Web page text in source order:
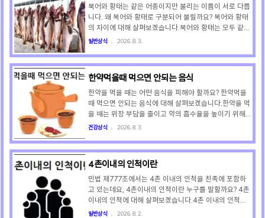
면 장기 복용 시에도 치매 발생 위험이 없다는 사실이 밝
혀졌습니다. 고지혈증 약을 복용하면 오히려 뇌졸중이나
혈관성 치매를 예방하는 데 도움이 된다고 합니다. 따라
서 콜레스테롤 수치가 높아 고지혈증 약을 복용하는 분들
레..
북어와 황태는 같은 어종이지만 불리는 이름이 서로 다릅
니다. 왜 북어와 황태로 구분되어 불릴까요? 북어와 황태
의 차이에 대해 살펴보겠습니다.북어와 황태는 모두 같은
어종인 명태를 말려서 만든 식품이지만, 건조 환경과 방
한 후에 해안가에서 바닷바람(해풍)을 맞혀 바싹 말린 것
울철 산간지방의 덕장에서 밤에는 얼고 낮에는 녹는 과정
을 수개월 동안 반복하며 말린 것을 뜻합니다. 북어는 살
이 단단하여 조리 전에 두드리거나 오래 끓여야 부드러워
지는데요, 주로 국이나 깔끔한 밑반찬용으로 쓰입니다.
황태는 살이 부드럽고 감칠맛이 풍부해 국이나 구이, 찜
풍..
일반상식 2026. 8. 3.
한약먹을때 먹으면 안되는 음식
한약을 먹을 때는 어떤 음식을 피해야 할까요? 한약먹을
때 먹으면 안되는 음식에 대해 살펴보겠습니다.한약을 먹
을 때는 위장 부담을 줄이고 약의 흡수율을 높이기 위해
아래의 음식을 피하는 것이 좋습니다. ① 녹두녹두는 강
시켜 약효를 떨어뜨리기 때문에 피해야 합니다. 따라서
녹두송편 등도 피해야 합니다. ② 밀가루 음식밀가루 음
식은 성질이 차고 소화가 잘 되지 않아 위장 기능을 약하
게 만들고 한약의 흡수를 더디게 만들기 때문에 피해야
합니다. ③ 돼지고기돼지고기는 성질이 차고 기름기가 많
아 위장에 부담을 주고 한약의 흡수를 방해하기 때문에
건강상식 2026. 8. 3.
4촌이내의 인척이란
민법 제777조에서는 4촌 이내의 인척을 친족에 포함하
고 있는데요, 4촌이내의 인척이란 누구를 말할까요? 4촌
이내의 인척에 대해 살펴보겠습니다.4촌 이내의 인척이
란 배우자의 혈족, 혈족의 배우자, 그리고 배우자의 혈족
일반상식 2026. 8. 2.